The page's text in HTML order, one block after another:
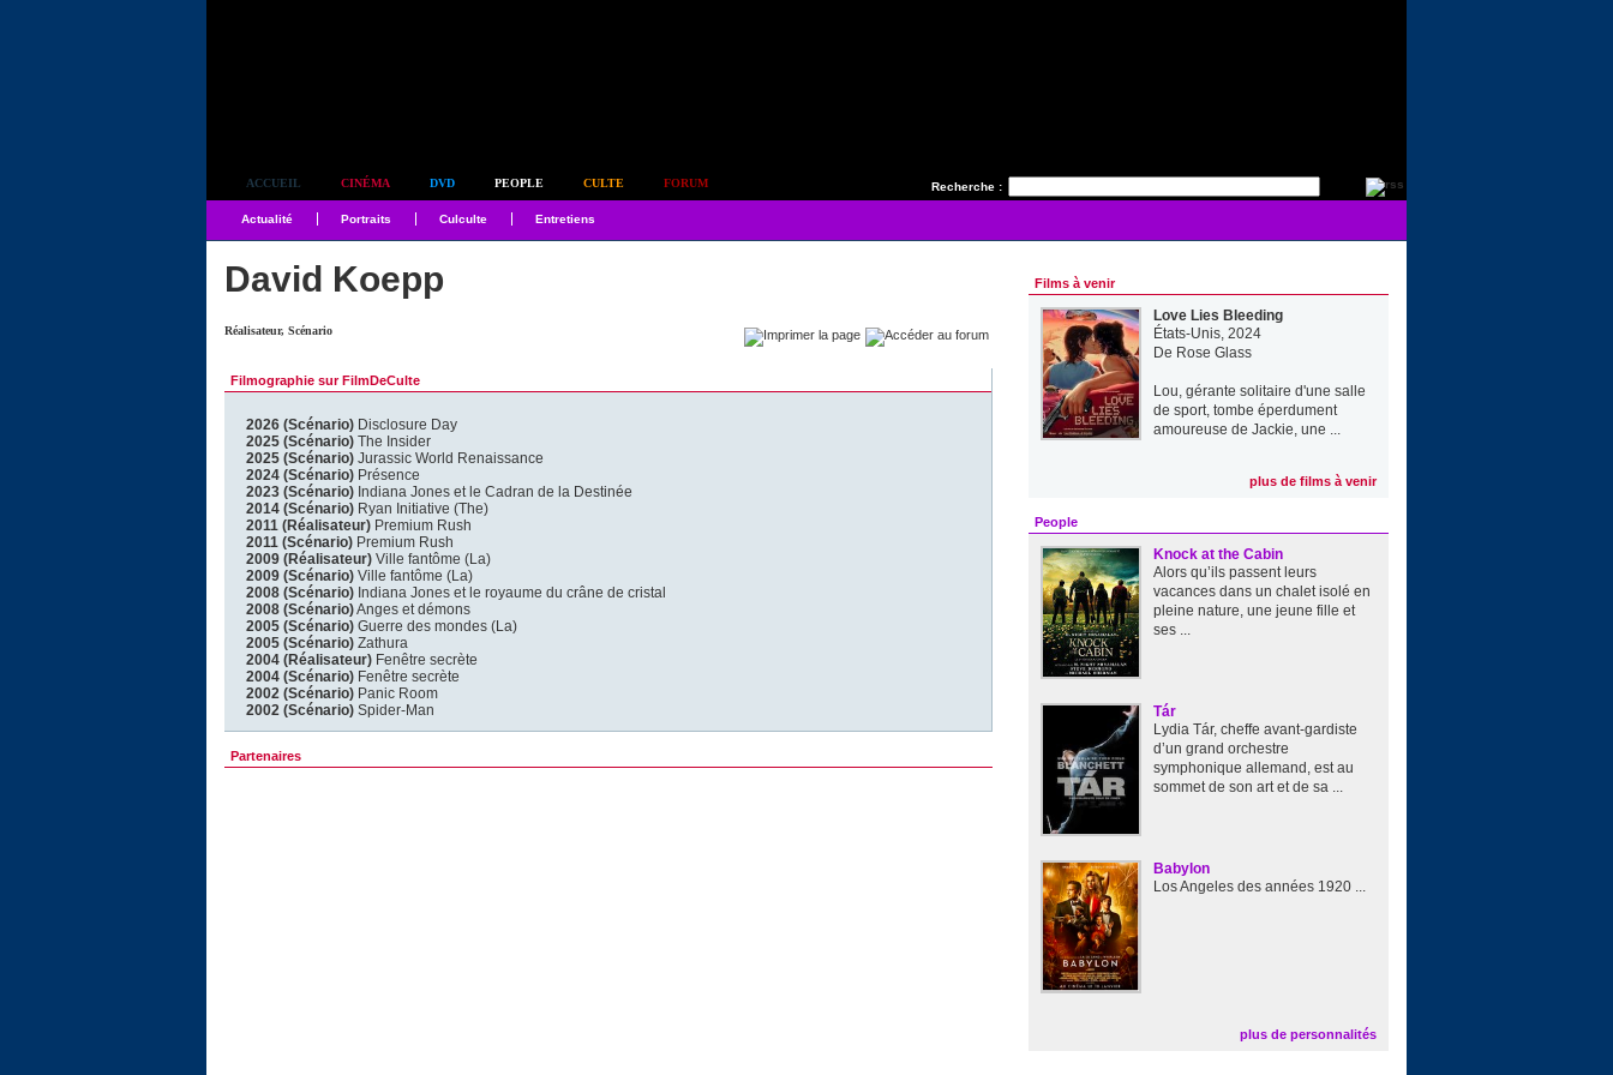
Recherche :
ACCUEIL CINÉMA DVD PEOPLE CULTE FORUM
Actualité Portraits Culculte Entretiens
David Koepp
Réalisateur, Scénario
Filmographie sur FilmDeCulte
2026 (Scénario) Disclosure Day
2025 (Scénario) The Insider
2025 (Scénario) Jurassic World Renaissance
2024 (Scénario) Présence
2023 (Scénario) Indiana Jones et le Cadran de la Destinée
2014 (Scénario) Ryan Initiative (The)
2011 (Réalisateur) Premium Rush
2011 (Scénario) Premium Rush
2009 (Réalisateur) Ville fantôme (La)
2009 (Scénario) Ville fantôme (La)
2008 (Scénario) Indiana Jones et le royaume du crâne de cristal
2008 (Scénario)Anges et démons
2005 (Scénario) Guerre des mondes (La)
2005 (Scénario) Zathura
2004 (Réalisateur) Fenêtre secrète
2004 (Scénario) Fenêtre secrète
2002 (Scénario) Panic Room
2002 (Scénario) Spider-Man
Partenaires
Films à venir
Love Lies Bleeding
États-Unis, 2024
De Rose Glass
Lou, gérante solitaire d'une salle
de sport, tombe éperdument
amoureuse de Jackie, une ...
plus de films à venir
People
Knock at the Cabin
Alors qu’ils passent leurs
vacances dans un chalet isolé en
pleine nature, une jeune fille et
ses ...
Tár
Lydia Tár, cheffe avant-gardiste
d’un grand orchestre
symphonique allemand, est au
sommet de son art et de sa ...
Babylon
Los Angeles des années 1920 ...
plus de personnalités